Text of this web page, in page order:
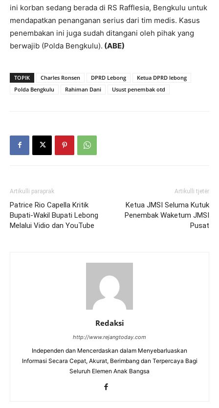
ini korban sedang berada di RS Rafflesia, Bengkulu untuk
mendapatkan penanganan serius dari tim medis. Kasus
penembakan ini juga sudah ditangani oleh pihak yang
berwajib (Polda Bengkulu). (ABE)
TOPIK Charles Ronsen DPRD Lebong
Ketua DPRD lebong
Polda Bengkulu
Rahiman Dani Usust penembak otd
Artikulli paraprak
Patrice Rio Capella Kritik
Bupati-Wakil Bupati Lebong
Melalui Vidio dan YouTube
Artikulli tjetër
Ketua JMSI Seluma Kutuk
Penembak Waketum JMSI
Pusat
Redaksi
http://www.rejangtoday.com
Independen dan Mencerdaskan dalam Menyebarluaskan
Informasi Secara Cepat, Akurat, Berimbang dan Terpercaya Bagi
Seluruh Elemen Anak Bangsa